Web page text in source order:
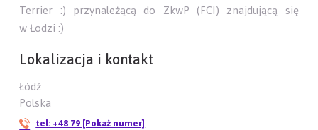
Terrier :) przynależącą do ZkwP (FCI) znajdującą się
w Łodzi :)
Lokalizacja i kontakt
Łódź
Polska
tel: +48 79 [Pokaż numer]